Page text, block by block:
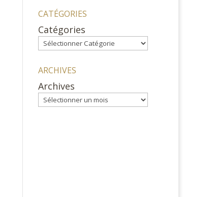
CATÉGORIES
Catégories
ARCHIVES
Archives